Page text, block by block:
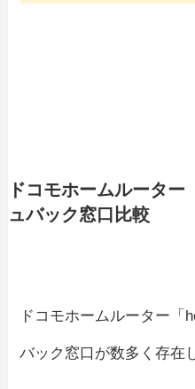
ドコモホームルータ
ュバック窓口比較
ドコモホームルーター「
バック窓口が数多く存在